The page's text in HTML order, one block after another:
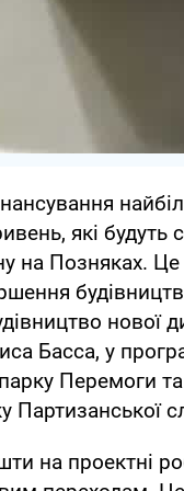
які будуть
на Позняках. Це
нової
Басса, у
Перемоги
Партизанської
на проектні